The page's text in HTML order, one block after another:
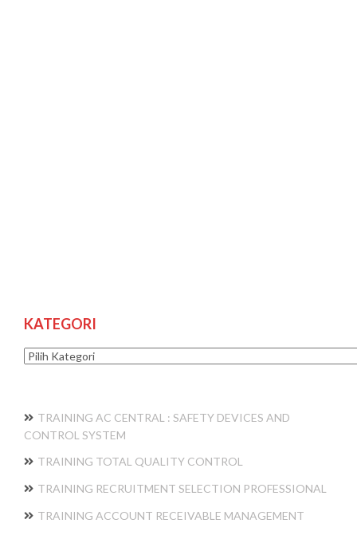
KATEGORI
Kategori
TRAINING AC CENTRAL : SAFETY DEVICES AND
CONTROL SYSTEM
TRAINING TOTAL QUALITY CONTROL
TRAINING RECRUITMENT SELECTION PROFESSIONAL
TRAINING ACCOUNT RECEIVABLE MANAGEMENT